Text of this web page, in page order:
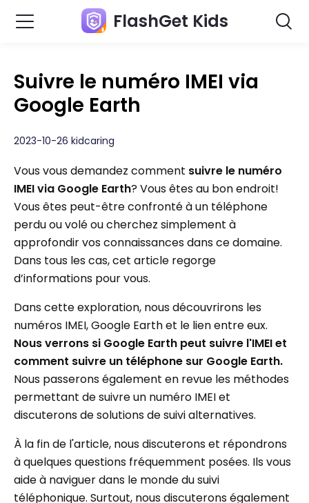
FlashGet Kids
Suivre le numéro IMEI via
Google Earth
2023-10-26 kidcaring
Vous vous demandez comment suivre le numéro
IMEI via Google Earth? Vous êtes au bon endroit!
Vous êtes peut-être confronté à un téléphone
perdu ou volé ou cherchez simplement à
approfondir vos connaissances dans ce domaine.
Dans tous les cas, cet article regorge
d’informations pour vous.
Dans cette exploration, nous découvrirons les
numéros IMEI, Google Earth et le lien entre eux.
Nous verrons si Google Earth peut suivre l'IMEI et
comment suivre un téléphone sur Google Earth.
Nous passerons également en revue les méthodes
permettant de suivre un numéro IMEI et
discuterons de solutions de suivi alternatives.
À la fin de l'article, nous discuterons et répondrons
à quelques questions fréquemment posées. Ils vous
aide à naviguer dans le monde du suivi
téléphonique. Surtout, nous discuterons également